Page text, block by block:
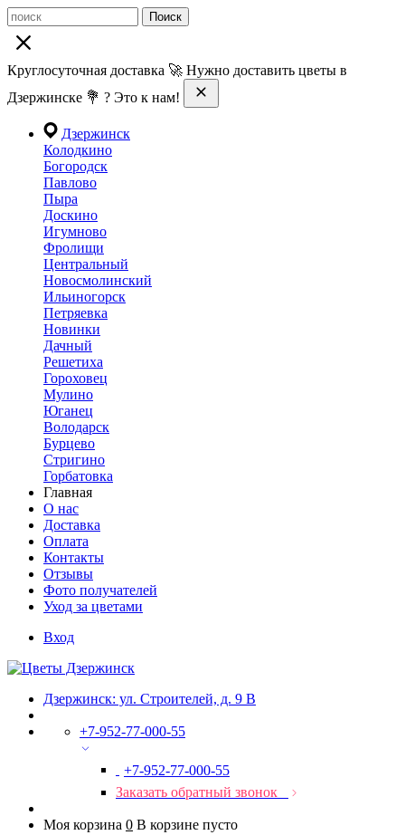
Поиск
Круглосуточная доставка 🚀 Нужно доставить цветы в
Дзержинске 💐 ? Это к нам!
Дзержинск
Колодкино
Богородск
Павлово
Пыра
Доскино
Игумново
Фролищи
Центральный
Новосмолинский
Ильиногорск
Петряевка
Новинки
Дачный
Решетиха
Гороховец
Мулино
Юганец
Володарск
Бурцево
Стригино
Горбатовка
Главная
О нас
Доставка
Оплата
Контакты
Отзывы
Фото получателей
Уход за цветами
Вход
Дзержинск: ул. Строителей, д. 9 В
+7-952-77-000-55
+7-952-77-000-55
Заказать обратный звонок
Моя корзина 0 В корзине пусто